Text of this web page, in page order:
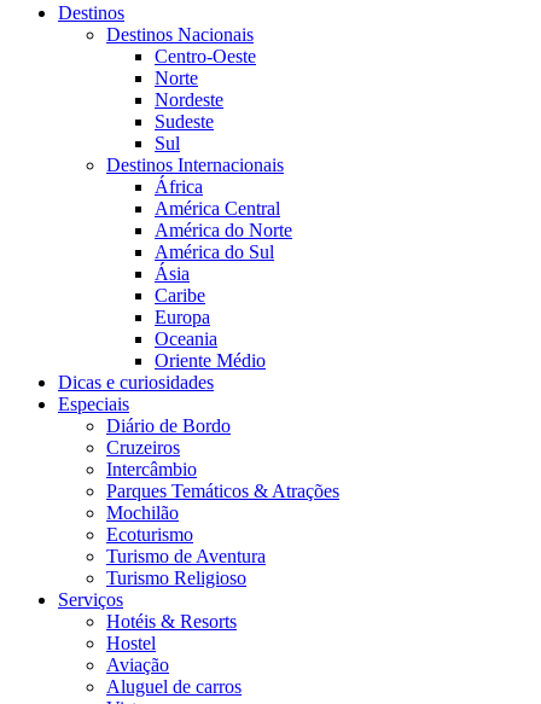
Destinos
Destinos Nacionais
Centro-Oeste
Norte
Nordeste
Sudeste
Sul
Destinos Internacionais
África
América Central
América do Norte
América do Sul
Ásia
Caribe
Europa
Oceania
Oriente Médio
Dicas e curiosidades
Especiais
Diário de Bordo
Cruzeiros
Intercâmbio
Parques Temáticos & Atrações
Mochilão
Ecoturismo
Turismo de Aventura
Turismo Religioso
Serviços
Hotéis & Resorts
Hostel
Aviação
Aluguel de carros